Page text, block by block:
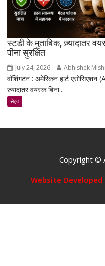
स्टडी के मुताबिक, ज़्यादातर
पीना सुरक्षित
July 24, 2026 Abhishek
वॉशिंगटन : अमेरिकन हार्ट
ज़्यादातर वयस्क बिना...
सेहत
Copyright ©
Website Developed